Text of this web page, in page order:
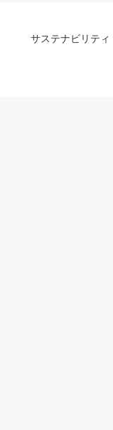
サステナビリティ